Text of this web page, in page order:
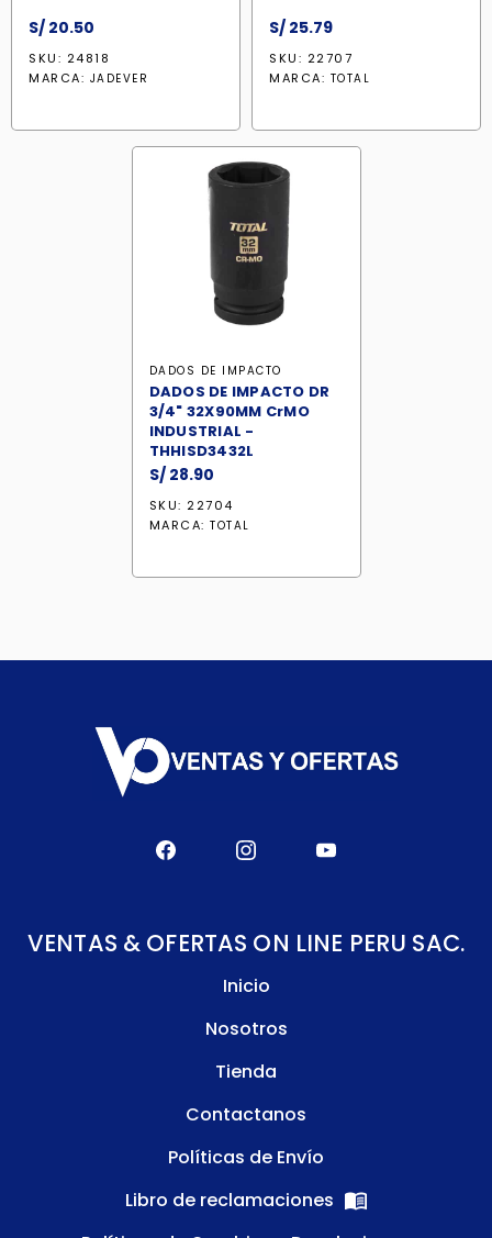
S/ 20.50
SKU: 24818
MARCA: JADEVER
S/ 25.79
SKU: 22707
MARCA: TOTAL
DADOS DE IMPACTO
DADOS DE IMPACTO DR
3/4" 32X90MM CrMO
INDUSTRIAL -
THHISD3432L
S/28.90
SKU: 22704
MARCA: TOTAL
VENTAS & OFERTAS ON LINE PERU SAC.
Inicio
Nosotros
Tienda
Contactanos
Políticas de Envío
Libro de reclamaciones